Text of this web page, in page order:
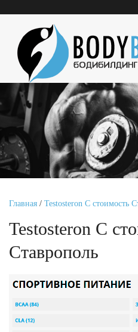
Главная / Testosteron C стоимость
Testosteron C
Ставрополь